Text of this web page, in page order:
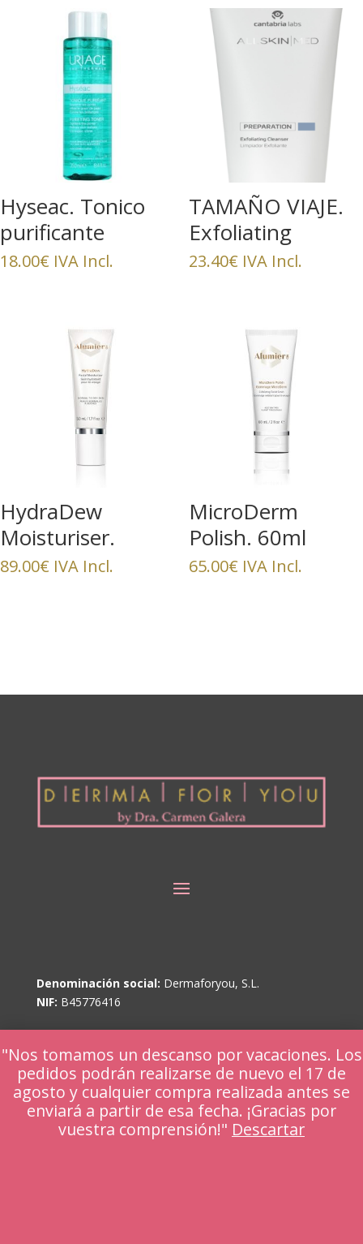
"Nos tomamos un descanso por vacaciones. Los
pedidos podrán realizarse de nuevo el 17 de
agosto y cualquier compra realizada antes se
enviará a partir de esa fecha. ¡Gracias por
vuestra comprensión!" Descartar
Hyseac. Tonico
purificante
18.00€ IVA Incl.
TAMAÑO VIAJE.
Exfoliating
Cleanser. All Skin
23.40€ IVA Incl.
HydraDew
Moisturiser.
89.00€ IVA Incl.
MicroDerm
Polish. 60ml
65.00€ IVA Incl.
Denominación social: Dermaforyou, S.L.
NIF: B45776416
Email carmengalera@dermaforyou.com
WhatsApp +34 601 370 561
Llámanos +34
925 68 48 98